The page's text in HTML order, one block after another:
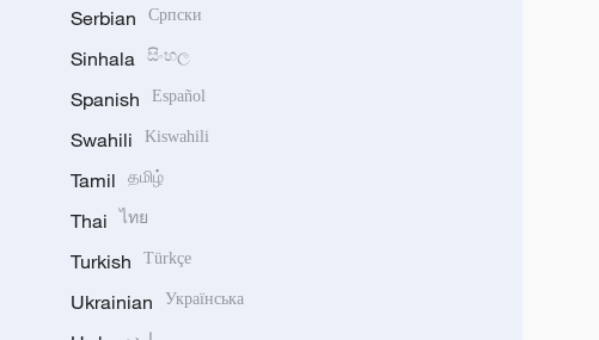
Serbian Српски
Sinhala සිංහල
Spanish Español
Swahili Kiswahili
Tamil தமிழ்
Thai ไทย
Turkish Türkçe
Ukrainian Українська